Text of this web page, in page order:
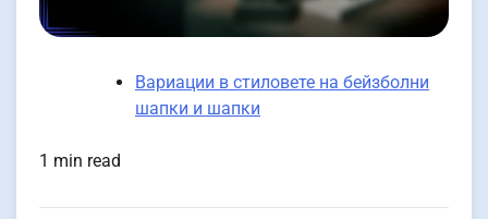
Вариации в стиловете на бейзболни
шапки и шапки
1 min read